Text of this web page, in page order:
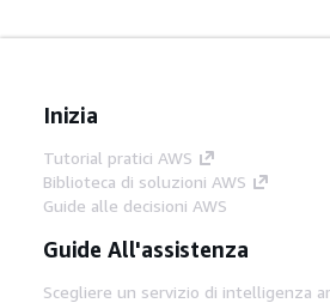
Inizia
Tutorial pratici AWS
Biblioteca di soluzioni AWS
Guide alle decisioni AWS
Guide All'assistenza
Scegliere un servizio di intelligenza